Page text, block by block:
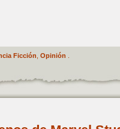
Ficción Opinión